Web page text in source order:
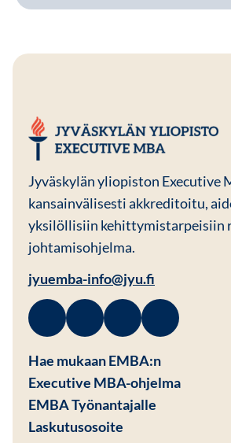
Jyväskylän yliopiston Executive
kansainvälisesti akkreditoitu,
yksilöllisiin kehittymistarpeisiin
johtamisohjelma.
jyuemba-info@jyu.fi
Facebook
Avautuu uuteen ikkunaan
Linkedin
Avautuu uuteen
Instagram
Avautuu uuteen
Youtube
Avautuu
Hae mukaan EMBA:n
Executive MBA-ohjelma
EMBA Työnantajalle
Laskutusosoite